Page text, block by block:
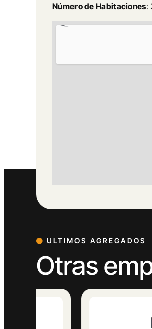
Número de Habitaciones:
ULTIMOS AGREGADOS
Otras